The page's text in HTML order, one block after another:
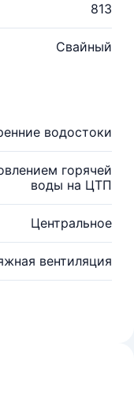
813
Свайный
водостоки
горячей
воды на ЦТП
Центральное
вентиляция